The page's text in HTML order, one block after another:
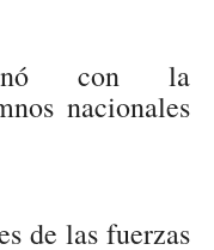
con la
nacionales
de las fuerzas